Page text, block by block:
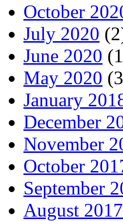
October
July 2020
June 2020
May 2020
January
December
November
October
September
August 2017